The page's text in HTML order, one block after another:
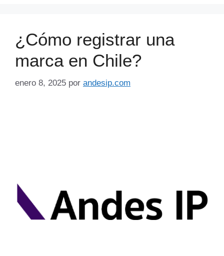
¿Cómo registrar una
marca en Chile?
enero 8, 2025 por andesip.com